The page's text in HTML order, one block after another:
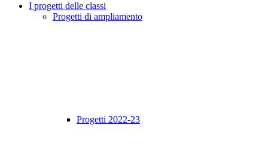
I progetti delle classi
Progetti di ampliamento
Progetti 2022-23